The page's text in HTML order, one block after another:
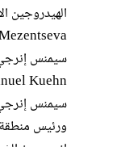
الهيدروجين
سيمنس
ورئيس